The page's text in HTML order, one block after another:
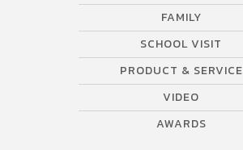
FAMILY
SCHOOL VISIT
PRODUCT & SERVICE
VIDEO
AWARDS